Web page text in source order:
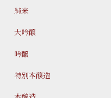
純米
大吟醸
吟醸
特別本醸造